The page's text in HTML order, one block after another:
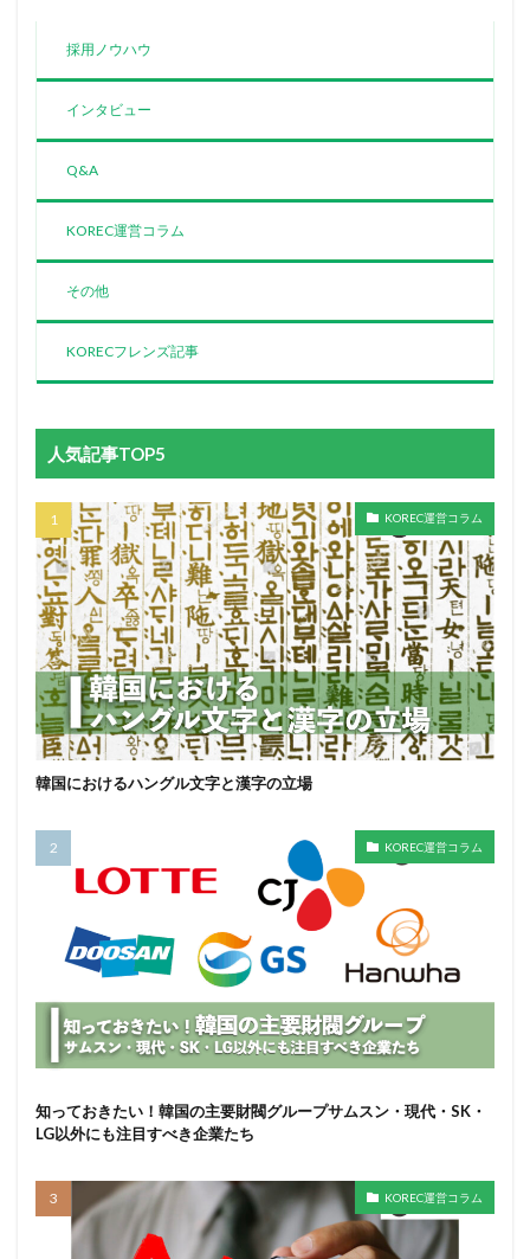
採用ノウハウ
インタビュー
Q&A
KOREC運営コラム
その他
KORECフレンズ記事
人気記事TOP5
KOREC運営コラム
韓国におけるハングル文字と漢字の立場
KOREC運営コラム
知っておきたい！韓国の主要財閥グループサムスン・現代・SK・
LG以外にも注目すべき企業たち
KOREC運営コラム